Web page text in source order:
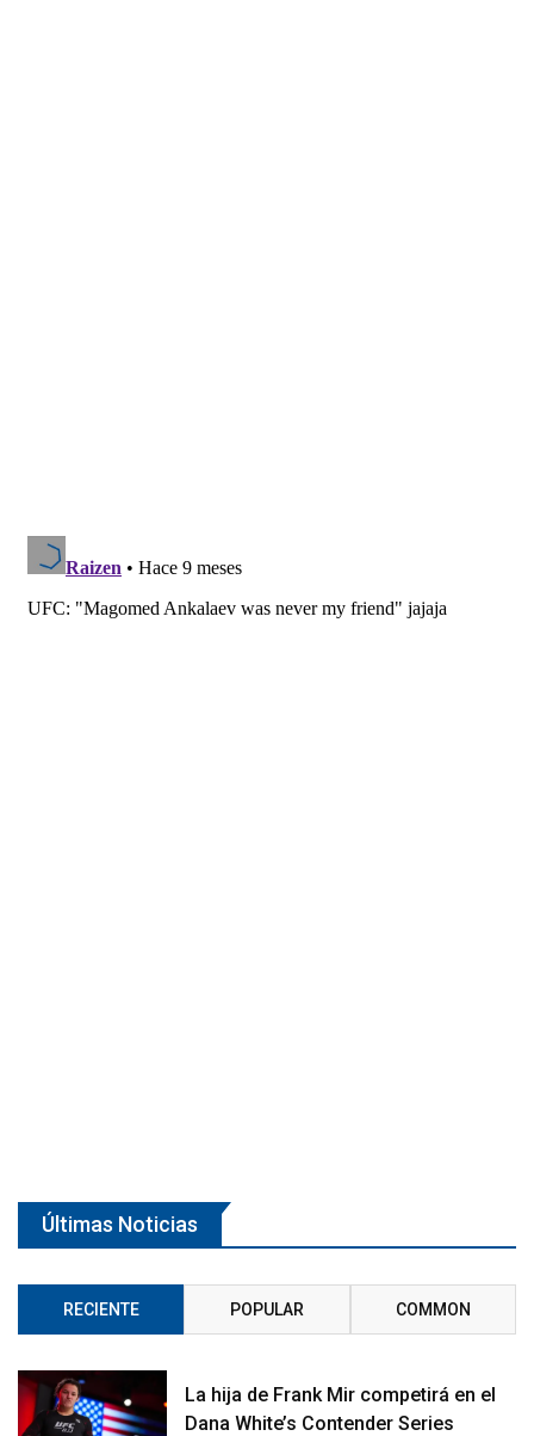
Últimas Noticias
RECIENTE POPULAR COMMON
La hija de Frank Mir competirá en el
Dana White’s Contender Series